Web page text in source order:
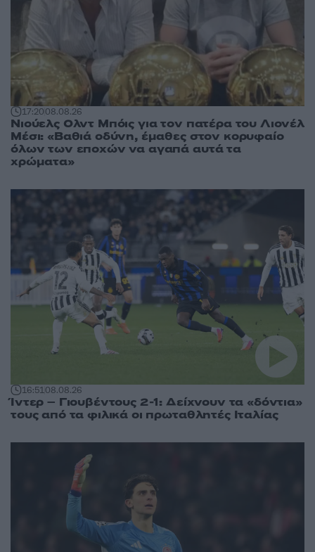
17:2008.08.26
Νιούελς Ολντ Μπόις για τον πατέρα του Λιονέλ
Μέσι: «Βαθιά οδύνη, έμαθες στον κορυφαίο
όλων των εποχών να αγαπά αυτά τα
χρώματα»
16:5108.08.26
Ίντερ – Γιουβέντους 2-1: Δείχνουν τα «δόντια»
τους από τα φιλικά οι πρωταθλητές Ιταλίας